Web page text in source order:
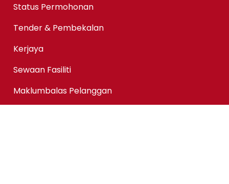
Status Permohonan
Tender & Pembekalan
Kerjaya
Sewaan Fasiliti
Maklumbalas Pelanggan